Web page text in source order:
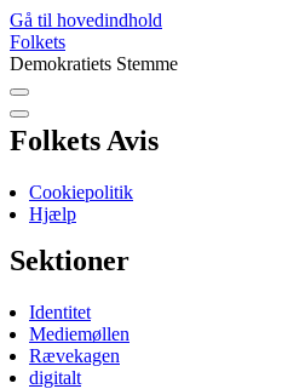
Gå til hovedindhold
Folkets
Demokratiets Stemme
Folkets Avis
Cookiepolitik
Hjælp
Sektioner
Identitet
Mediemøllen
Rævekagen
digitalt